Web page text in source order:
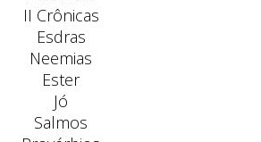
II Crônicas
Esdras
Neemias
Ester
Jó
Salmos